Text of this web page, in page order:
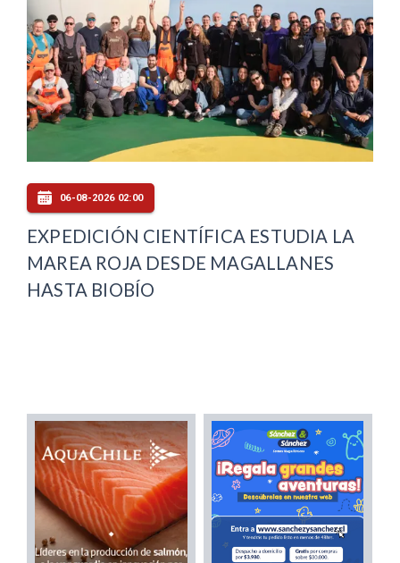
06-08-2026 02:00
EXPEDICIÓN CIENTÍFICA ESTUDIA LA
MAREA ROJA DESDE MAGALLANES
HASTA BIOBÍO